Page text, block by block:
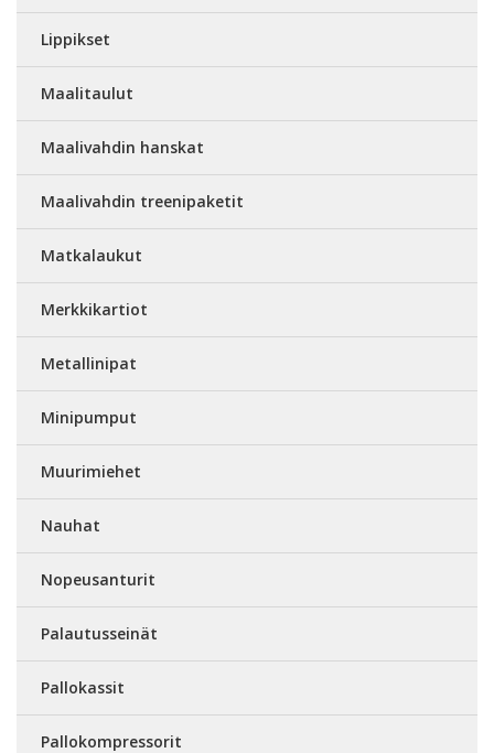
Lippikset
Maalitaulut
Maalivahdin hanskat
Maalivahdin treenipaketit
Matkalaukut
Merkkikartiot
Metallinipat
Minipumput
Muurimiehet
Nauhat
Nopeusanturit
Palautusseinät
Pallokassit
Pallokompressorit